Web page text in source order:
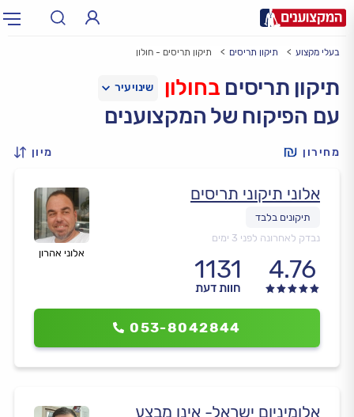
עירעיר: תל אביב, חיפה…
בעלי מקצוע תיקון תריסים תיקון תריסים - חולון
תיקון תריסים בחולון
עם הפיקוח של המקצוענים
מחירון מיון
אלוני אהרון
אלוני תיקוני תריסים
נבדק לאחרונה לפני 3 ימים
4.76
1131
חוות דעת
053-8042844
אלומיניום ישראל- אינו מבצע